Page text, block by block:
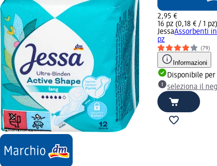
2,95 €
16 pz (0,18 € / 1 pz)
JessaAssorbenti
pz
(79)
Informazioni
Disponibile
seleziona il